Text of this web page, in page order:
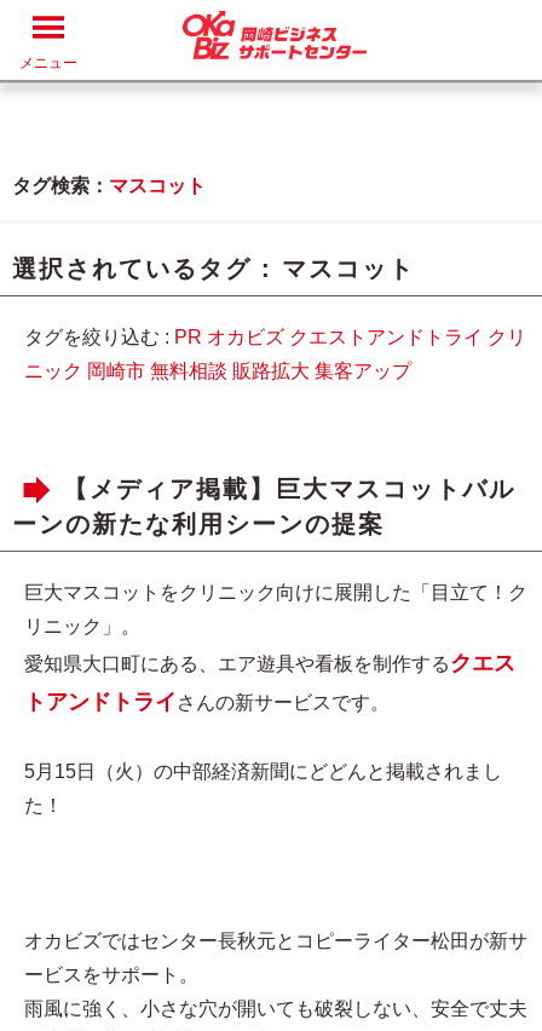
メニュー
タグ検索： マスコット
選択されているタグ : マスコット
タグを絞り込む : PR オカビズ クエストアンドトライ クリ
ニック 岡崎市 無料相談 販路拡大 集客アップ
【メディア掲載】巨大マスコットバル
ーンの新たな利用シーンの提案
巨大マスコットをクリニック向けに展開した「目立て！ク
リニック」。
愛知県大口町にある、エア遊具や看板を制作するクエス
トアンドトライ さんの新サービスです。
5月15日（火）の中部経済新聞にどどんと掲載されまし
た！
オカビズではセンター長秋元とコピーライター松田が新サ
ービスをサポート。
雨風に強く、小さな穴が開いても破裂しない、安全で丈夫